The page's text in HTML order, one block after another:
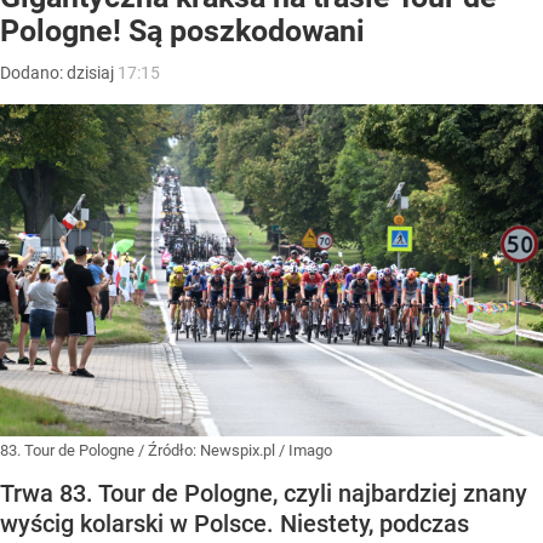
Pologne! Są poszkodowani
Dodano:dzisiaj 17:15
83. Tour de Pologne / Źródło: Newspix.pl / Imago
Trwa 83. Tour de Pologne, czyli najbardziej znany
wyścig kolarski w Polsce. Niestety, podczas